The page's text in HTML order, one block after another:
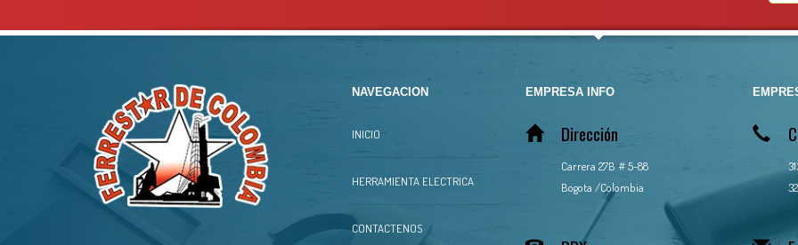
NAVEGACION
INICIO
HERRAMIENTA ELECTRICA
CONTACTENOS
EMPRESA INFO
Dirección
Carrera 27B # 5-88
Bogota /Colombia